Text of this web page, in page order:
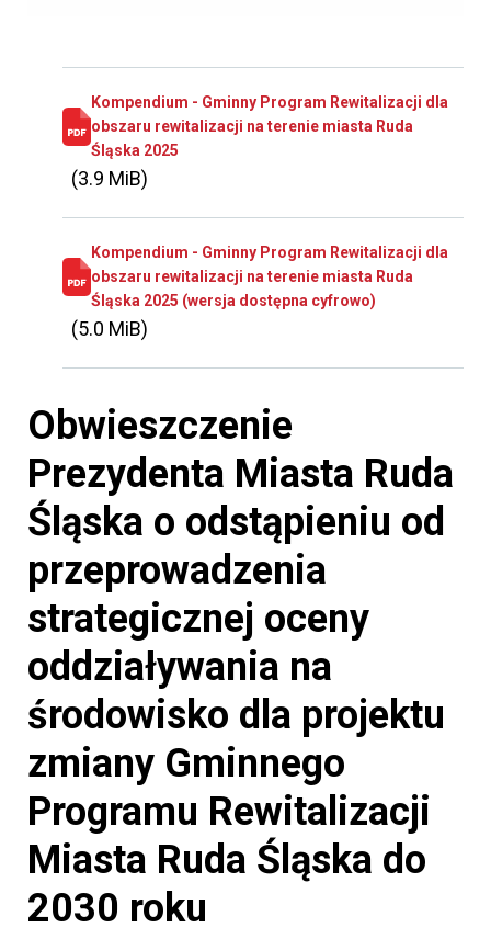
Kompendium - Gminny Program Rewitalizacji dla
obszaru rewitalizacji na terenie miasta Ruda
Śląska 2025
(3.9 MiB)
Kompendium - Gminny Program Rewitalizacji dla
obszaru rewitalizacji na terenie miasta Ruda
Śląska 2025 (wersja dostępna cyfrowo)
(5.0 MiB)
Obwieszczenie
Prezydenta Miasta Ruda
Śląska o odstąpieniu od
przeprowadzenia
strategicznej oceny
oddziaływania na
środowisko dla projektu
zmiany Gminnego
Programu Rewitalizacji
Miasta Ruda Śląska do
2030 roku